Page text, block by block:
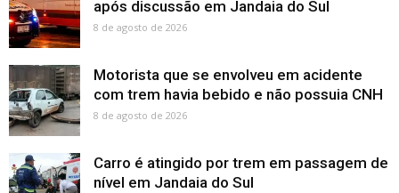
após discussão em Jandaia do Sul
8 de agosto de 2026
Motorista que se envolveu em acidente
com trem havia bebido e não possuia CNH
8 de agosto de 2026
Carro é atingido por trem em passagem de
nível em Jandaia do Sul